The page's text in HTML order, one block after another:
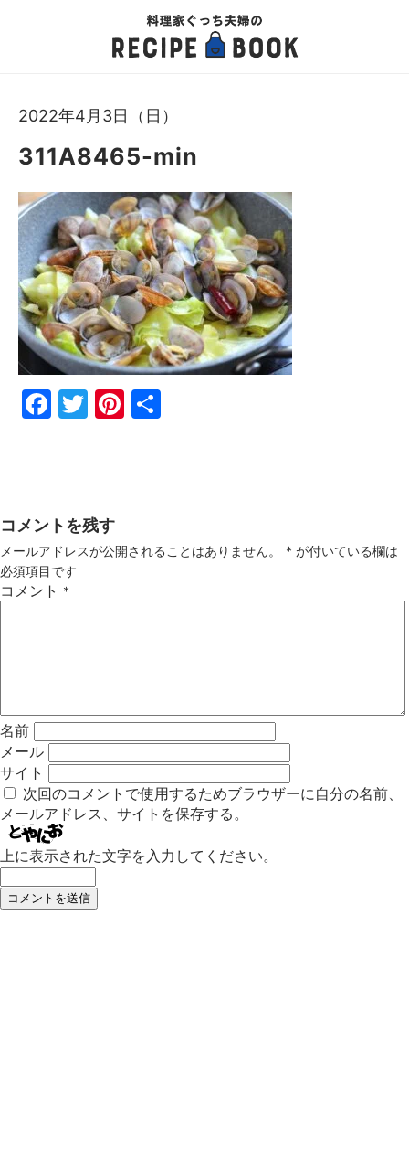
2022年4月3日（日）
311A8465-min
Fac
Twi
Pin
コメントを残す
メールアドレスが公開されることはありません。 * が付いている欄は
必須項目です
コメント *
名前
メール
サイト
次回のコメントで使用するためブラウザーに自分の名前、
メールアドレス、サイトを保存する。
上に表示された文字を入力してください。